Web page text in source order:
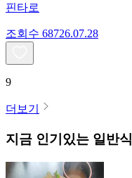
핀타로
조회수 68726.07.28
9
더보기
지금 인기있는 일반식